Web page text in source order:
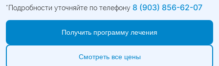
*Подробности уточняйте по телефону 8 (903) 856-62-07
Получить программу лечения
Смотреть все цены